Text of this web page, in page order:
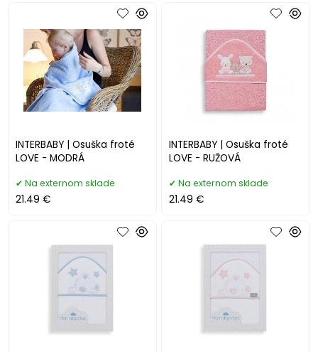
INTERBABY | Osuška froté
LOVE - MODRÁ
Na externom sklade
21.49 €
INTERBABY | Osuška froté
LOVE - RUŽOVÁ
Na externom sklade
21.49 €